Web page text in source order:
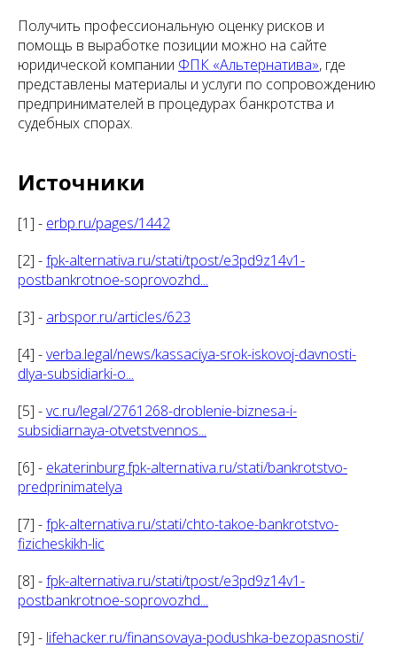
Получить профессиональную оценку рисков и
помощь в выработке позиции можно на сайте
юридической компании ФПК «Альтернатива», где
представлены материалы и услуги по сопровождению
предпринимателей в процедурах банкротства и
судебных спорах.
Источники
[1] - erbp.ru/pages/1442
[2] -fpk-alternativa.ru/stati/tpost/e3pd9z14v1-
postbankrotnoe-soprovozhd...
[3] - arbspor.ru/articles/623
[4] -verba.legal/news/kassaciya-srok-iskovoj-davnosti-
dlya-subsidiarki-o...
[5] -vc.ru/legal/2761268-droblenie-biznesa-i-
subsidiarnaya-otvetstvennos...
[6] - ekaterinburg.fpk-alternativa.ru/stati/bankrotstvo-
predprinimatelya
[7] -fpk-alternativa.ru/stati/chto-takoe-bankrotstvo-
fizicheskikh-lic
[8] -fpk-alternativa.ru/stati/tpost/e3pd9z14v1-
postbankrotnoe-soprovozhd...
[9] - lifehacker.ru/finansovaya-podushka-bezopasnosti/